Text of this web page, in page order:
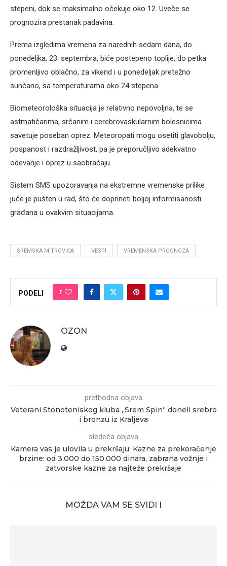
stepeni, dok se maksimalno očekuje oko 12. Uveče se
prognozira prestanak padavina.
Prema izgledima vremena za narednih sedam dana, do
ponedeljka, 23. septembra, biće postepeno toplije, do petka
promenljivo oblačno, za vikend i u ponedeljak pretežno
sunčano, sa temperaturama oko 24 stepena.
Biometeorološka situacija je relativno nepovoljna, te se
astmatičarima, srčanim i cerebrovaskularnim bolesnicima
savetuje poseban oprez. Meteoropati mogu osetiti glavobolju,
pospanost i razdražljivost, pa je preporučljivo adekvatno
odevanje i oprez u saobraćaju.
Sistem SMS upozoravanja na ekstremne vremenske prilike
juče je pušten u rad, što će doprineti boljoj informisanosti
građana u ovakvim situacijama.
SREMSKA MITROVICA VESTI VREMENSKA PROGNOZA
PODELI 1
OZON
prethodna objava
Veterani Stonoteniskog kluba „Srem Spin“ doneli srebro
i bronzu iz Kraljeva
sledeća objava
Kamera vas je ulovila u prekršaju: Kazne za prekoračenje
brzine: od 3.000 do 150.000 dinara, zabrana vožnje i
zatvorske kazne za najteže prekršaje
MOŽDA VAM SE SVIDI I